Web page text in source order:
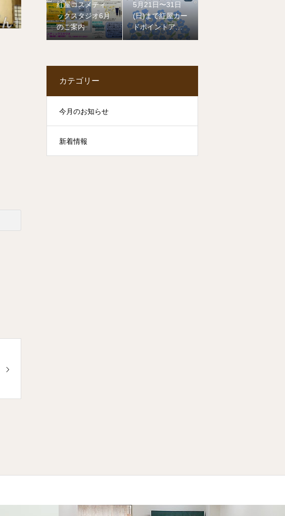
紅屋コスメティ
ックスタジオ6月
のご案内
5月21日〜31日
(日)まで紅屋カー
ドポイントアッ
プ
デーです
カテゴリー
今月のお知らせ
新着情報